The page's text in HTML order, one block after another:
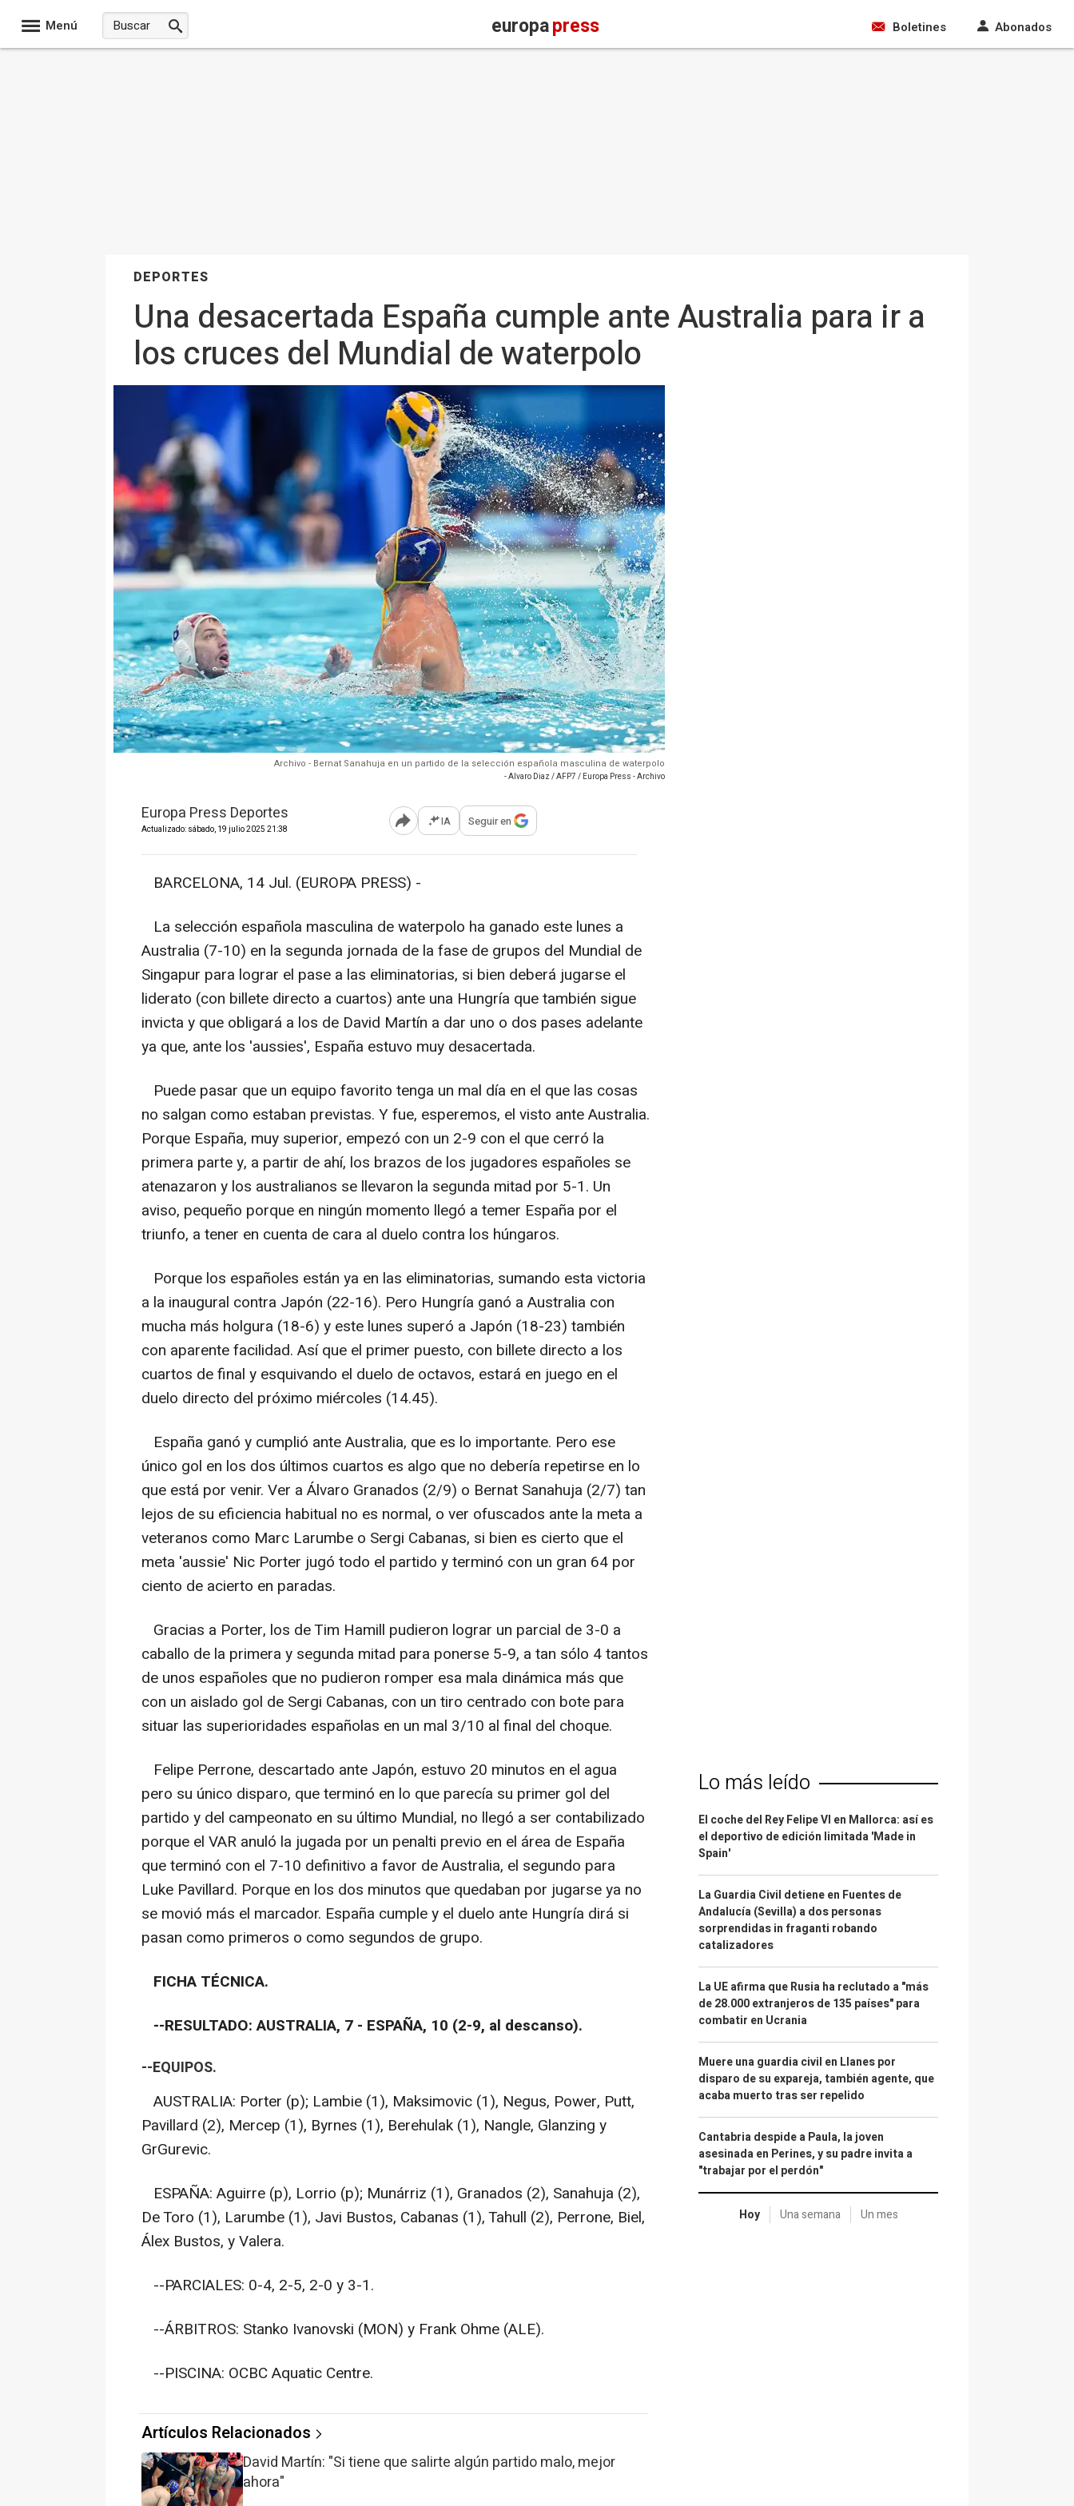
Menú europapress Boletines Abonados
DEPORTES
Una desacertada España cumple ante Australia para ir a
los cruces del Mundial de waterpolo
Archivo - Bernat Sanahuja en un partido de la selección española masculina de waterpolo
- Alvaro Diaz / AFP7 / Europa Press - Archivo
Europa Press Deportes
Actualizado: sábado, 19 julio 2025 21:38 Abrir opciones para compartir
IA Seguir en
BARCELONA, 14 Jul. (EUROPA PRESS) -
La selección española masculina de waterpolo ha ganado este lunes a
Australia (7-10) en la segunda jornada de la fase de grupos del Mundial de
Singapur para lograr el pase a las eliminatorias, si bien deberá jugarse el
liderato (con billete directo a cuartos) ante una Hungría que también sigue
invicta y que obligará a los de David Martín a dar uno o dos pases adelante
ya que, ante los 'aussies', España estuvo muy desacertada.
Puede pasar que un equipo favorito tenga un mal día en el que las cosas
no salgan como estaban previstas. Y fue, esperemos, el visto ante Australia.
Porque España, muy superior, empezó con un 2-9 con el que cerró la
primera parte y, a partir de ahí, los brazos de los jugadores españoles se
atenazaron y los australianos se llevaron la segunda mitad por 5-1. Un
aviso, pequeño porque en ningún momento llegó a temer España por el
triunfo, a tener en cuenta de cara al duelo contra los húngaros.
Porque los españoles están ya en las eliminatorias, sumando esta victoria
a la inaugural contra Japón (22-16). Pero Hungría ganó a Australia con
mucha más holgura (18-6) y este lunes superó a Japón (18-23) también
con aparente facilidad. Así que el primer puesto, con billete directo a los
cuartos de final y esquivando el duelo de octavos, estará en juego en el
duelo directo del próximo miércoles (14.45).
España ganó y cumplió ante Australia, que es lo importante. Pero ese
único gol en los dos últimos cuartos es algo que no debería repetirse en lo
que está por venir. Ver a Álvaro Granados (2/9) o Bernat Sanahuja (2/7) tan
lejos de su eficiencia habitual no es normal, o ver ofuscados ante la meta a
veteranos como Marc Larumbe o Sergi Cabanas, si bien es cierto que el
meta 'aussie' Nic Porter jugó todo el partido y terminó con un gran 64 por
ciento de acierto en paradas.
Gracias a Porter, los de Tim Hamill pudieron lograr un parcial de 3-0 a
caballo de la primera y segunda mitad para ponerse 5-9, a tan sólo 4 tantos
de unos españoles que no pudieron romper esa mala dinámica más que
con un aislado gol de Sergi Cabanas, con un tiro centrado con bote para
situar las superioridades españolas en un mal 3/10 al final del choque.
Felipe Perrone, descartado ante Japón, estuvo 20 minutos en el agua
pero su único disparo, que terminó en lo que parecía su primer gol del
partido y del campeonato en su último Mundial, no llegó a ser contabilizado
porque el VAR anuló la jugada por un penalti previo en el área de España
que terminó con el 7-10 definitivo a favor de Australia, el segundo para
Luke Pavillard. Porque en los dos minutos que quedaban por jugarse ya no
se movió más el marcador. España cumple y el duelo ante Hungría dirá si
pasan como primeros o como segundos de grupo.
FICHA TÉCNICA.
--RESULTADO: AUSTRALIA, 7 - ESPAÑA, 10 (2-9, al descanso).
--EQUIPOS.
AUSTRALIA: Porter (p); Lambie (1), Maksimovic (1), Negus, Power, Putt,
Pavillard (2), Mercep (1), Byrnes (1), Berehulak (1), Nangle, Glanzing y
GrGurevic.
ESPAÑA: Aguirre (p), Lorrio (p); Munárriz (1), Granados (2), Sanahuja (2),
De Toro (1), Larumbe (1), Javi Bustos, Cabanas (1), Tahull (2), Perrone, Biel,
Álex Bustos, y Valera.
--PARCIALES: 0-4, 2-5, 2-0 y 3-1.
--ÁRBITROS: Stanko Ivanovski (MON) y Frank Ohme (ALE).
--PISCINA: OCBC Aquatic Centre.
Artículos Relacionados
David Martín: "Si tiene que salirte algún partido malo, mejor
ahora"
Lo más leído
El coche del Rey Felipe VI en Mallorca: así es
el deportivo de edición limitada 'Made in
Spain'
La Guardia Civil detiene en Fuentes de
Andalucía (Sevilla) a dos personas
sorprendidas in fraganti robando
catalizadores
La UE afirma que Rusia ha reclutado a "más
de 28.000 extranjeros de 135 países" para
combatir en Ucrania
Muere una guardia civil en Llanes por
disparo de su expareja, también agente, que
acaba muerto tras ser repelido
Cantabria despide a Paula, la joven
asesinada en Perines, y su padre invita a
"trabajar por el perdón"
Hoy Una semana Un mes